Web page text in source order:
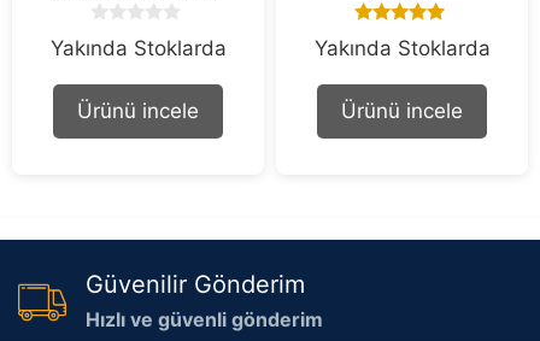
o
o
f
Yakında Stoklarda
Ürünü incele
4.91
out of 5
Yakında Stoklarda
Ürünü incele
Güvenilir Gönderim
Hızlı ve güvenli gönderim